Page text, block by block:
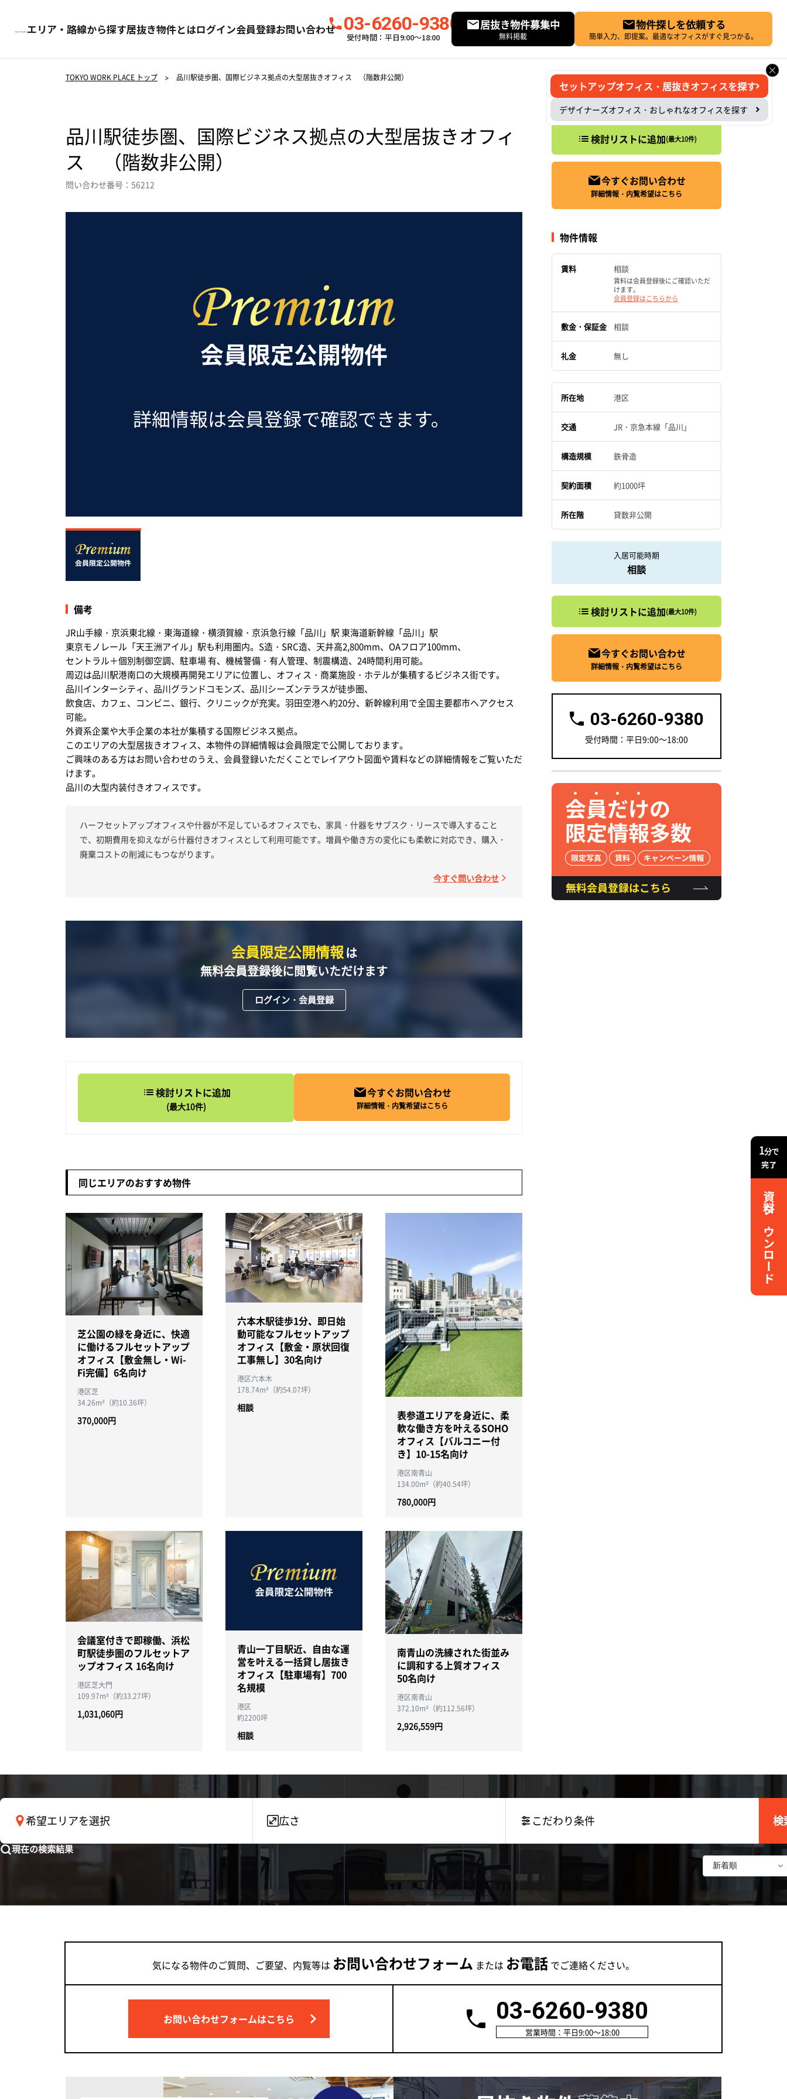
エリア・路線から探す居抜き物件とはログイン会員登録お問い合わせ 03-6260-9380
受付時間：平日9:00〜18:00
居抜き物件募集中
無料掲載
物件探しを依頼する
簡単入力、即提案。最適なオフィスがすぐ見つかる。
セットアップオフィス・居抜きオフィスを探す
デザイナーズオフィス・おしゃれなオフィスを探す
1分で
完了
資料ダウンロード
TOKYO WORK PLACE トップ > 品川駅徒歩圏、国際ビジネス拠点の大型居抜きオフィス （階数非公開）
品川駅徒歩圏、国際ビジネス拠点の大型居抜きオフィ
ス （階数非公開）
問い合わせ番号：56212
備考
JR山手線・京浜東北線・東海道線・横須賀線・京浜急行線「品川」駅 東海道新幹線「品川」駅
東京モノレール「天王洲アイル」駅も利用圏内。S造・SRC造、天井高2,800mm、OAフロア100mm、
セントラル＋個別制御空調、駐車場 有、機械警備・有人管理、制震構造、24時間利用可能。
周辺は品川駅港南口の大規模再開発エリアに位置し、オフィス・商業施設・ホテルが集積するビジネス街です。
品川インターシティ、品川グランドコモンズ、品川シーズンテラスが徒歩圏、
飲食店、カフェ、コンビニ、銀行、クリニックが充実。羽田空港へ約20分、新幹線利用で全国主要都市へアクセス
可能。
外資系企業や大手企業の本社が集積する国際ビジネス拠点。
このエリアの大型居抜きオフィス、本物件の詳細情報は会員限定で公開しております。
ご興味のある方はお問い合わせのうえ、会員登録いただくことでレイアウト図面や賃料などの詳細情報をご覧いただ
けます。
品川の大型内装付きオフィスです。
ハーフセットアップオフィスや什器が不足しているオフィスでも、家具・什器をサブスク・リースで導入すること
で、初期費用を抑えながら什器付きオフィスとして利用可能です。増員や働き方の変化にも柔軟に対応でき、購入・
廃棄コストの削減にもつながります。
今すぐ問い合わせ
会員限定公開情報は
無料会員登録後に閲覧いただけます
ログイン・会員登録
検討リストに追加
(最大10件)
今すぐお問い合わせ
詳細情報・内覧希望はこちら
同じエリアのおすすめ物件
芝公園の緑を身近に、快適
に働けるフルセットアップ
オフィス【敷金無し・Wi-
Fi完備】6名向け
港区芝
34.26m²（約10.36坪）
370,000円
六本木駅徒歩1分、即日始
動可能なフルセットアップ
オフィス【敷金・原状回復
工事無し】30名向け
港区六本木
178.74m²（約54.07坪）
相談
表参道エリアを身近に、柔
軟な働き方を叶えるSOHO
オフィス【バルコニー付
き】10-15名向け
港区南青山
134.00m²（約40.54坪）
780,000円
会議室付きで即稼働、浜松
町駅徒歩圏のフルセットア
ップオフィス 16名向け
港区芝大門
109.97m²（約33.27坪）
1,031,060円
青山一丁目駅近、自由な運
営を叶える一括貸し居抜き
オフィス【駐車場有】700
名規模
港区
約2200坪
相談
南青山の洗練された街並み
に調和する上質オフィス
50名向け
港区南青山
372.10m²（約112.56坪）
2,926,559円
検討リストに追加(最大10件)
今すぐお問い合わせ
詳細情報・内覧希望はこちら
物件情報
賃料 相談
賃料は会員登録後にご確認いただ
けます。
会員登録はこちらから
敷金・保証金 相談
礼金 無し
所在地 港区
交通 JR・京急本線「品川」
構造規模 鉄骨造
契約面積 約1000坪
所在階 貸数非公開
入居可能時期
相談
検討リストに追加(最大10件)
今すぐお問い合わせ
詳細情報・内覧希望はこちら
03-6260-9380
受付時間：平日9:00～18:00
希望エリアを選択 広さ こだわり条件 検
現在の検索結果
気になる物件のご質問、ご要望、内覧等は お問い合わせフォーム または お電話 でご連絡ください。
お問い合わせフォームはこちら 03-6260-9380
営業時間：平日9:00～18:00